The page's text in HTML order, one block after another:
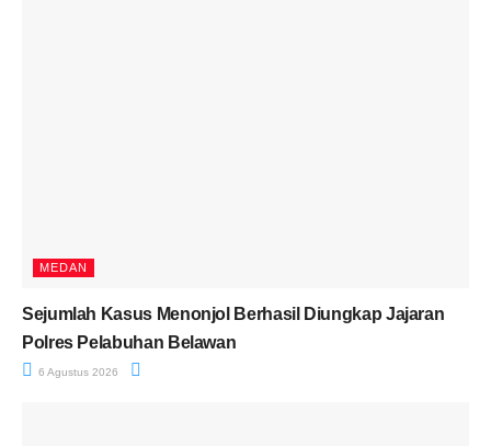
MEDAN
Sejumlah Kasus Menonjol Berhasil Diungkap Jajaran
Polres Pelabuhan Belawan
6 Agustus 2026